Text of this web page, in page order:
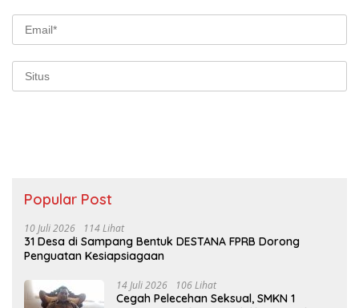
Popular Post
10 Juli 2026 114 Lihat
31 Desa di Sampang Bentuk DESTANA FPRB Dorong
Penguatan Kesiapsiagaan
14 Juli 2026 106 Lihat
Cegah Pelecehan Seksual, SMKN 1